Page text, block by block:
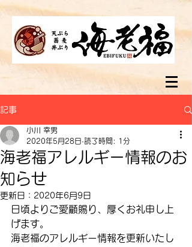
記事
海老福アレルギー情報のお
知らせ
小川 幸男
2020年5月28日 読了時間: 1分
更新日： 2020年6月9日
日頃よりご愛顧賜り、厚くお礼申し上
げます。
海老福のアレルギー情報を更新いたし